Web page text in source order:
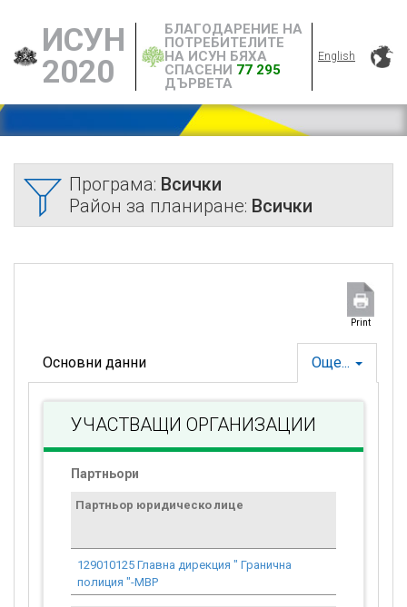
ИСУН
2020
БЛАГОДАРЕНИЕ НА
ПОТРЕБИТЕЛИТЕ
НА ИСУН БЯХА
СПАСЕНИ 77 295
ДЪРВЕТА
English
Програма: Всички
Район за планиране: Всички
Print
Още...
Основни данни
УЧАСТВАЩИ ОРГАНИЗАЦИИ
Партньори
Партньор юридическо лице
129010125 Главна дирекция " Гранична
полиция "-МВР